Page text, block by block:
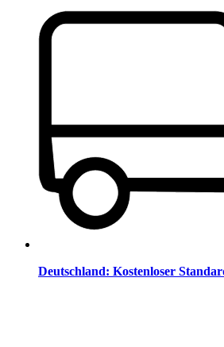
Deutschland: Kostenloser